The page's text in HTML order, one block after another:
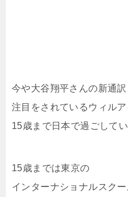
今や大谷翔平さんの新通訳
注目をされているウィル
15歳まで日本で過ごしてい
15歳までは東京の
インターナショナルスクー